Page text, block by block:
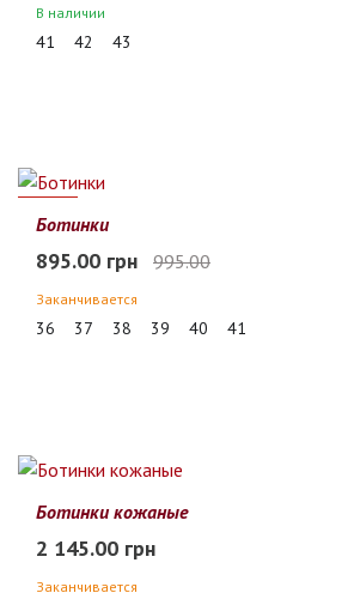
В наличии
41 42 43
10%
Ботинки
895.00 грн 995.00
Заканчивается
36 37 38 39 40 41
Ботинки кожаные
2 145.00 грн
Заканчивается